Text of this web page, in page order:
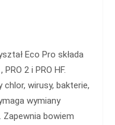
Eco Pro składa
2 i PRO HF.
wirusy, bakterie,
wymiany
Zapewnia bowiem